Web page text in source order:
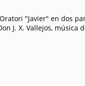
"Javier" en dos
J. X. Vallejos, música